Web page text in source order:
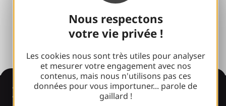
Nous respectons
votre vie privée !
Les cookies nous sont très utiles pour analyser
et mesurer votre engagement avec nos
contenus, mais nous n'utilisons pas ces
données pour vous importuner... parole de
gaillard !
Informatie